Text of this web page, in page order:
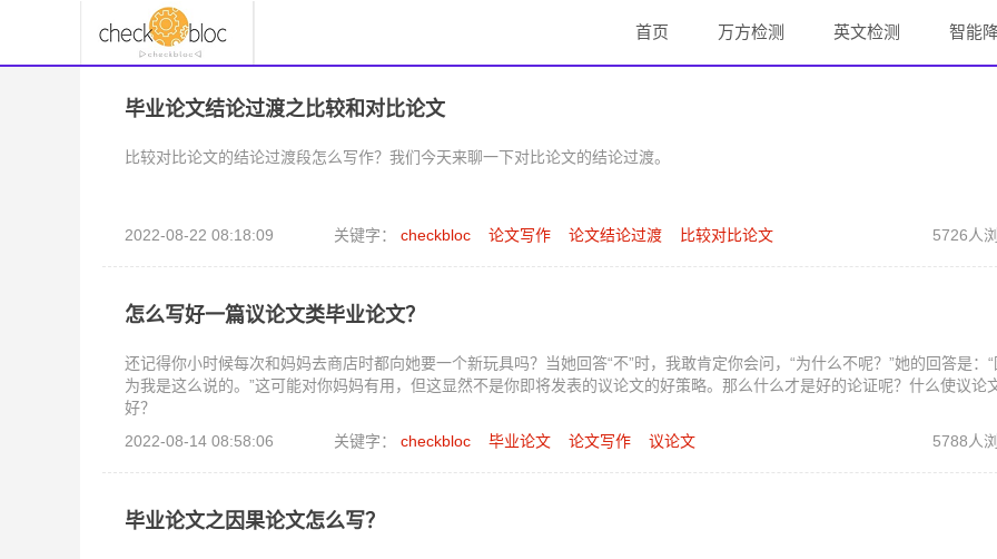
首页 万方检测 英文检测 智能
毕业论文结论过渡之比较和对比论文
比较对比论文的结论过渡段怎么写作？我们今天来聊一下对比论文的结论过渡。
2022-08-22 08:18:09 关键字： checkbloc 论文写作 论文结论过渡 比较对比论文 5726人
怎么写好一篇议论文类毕业论文？
还记得你小时候每次和妈妈去商店时都向她要一个新玩具吗？当她回答“不”时，我敢肯定你会问，“为什么不呢？”她的回答是：“
为我是这么说的。”这可能对你妈妈有用，但这显然不是你即将发表的议论文的好策略。那么什么才是好的论证呢？什么使议论
好？
2022-08-14 08:58:06
关键字： checkbloc 毕业论文 论文写作 议论文 5788人
毕业论文之因果论文怎么写？